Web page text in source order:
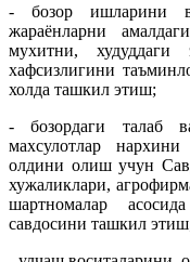
- бозор ишларини
жараёнларни
мухитни, худуддаги
хафсизлигини
холда ташкил этиш;
- бозордаги талаб
махсулотлар
олдини олиш учун
хужаликлари,
шартномалар
савдосини ташкил